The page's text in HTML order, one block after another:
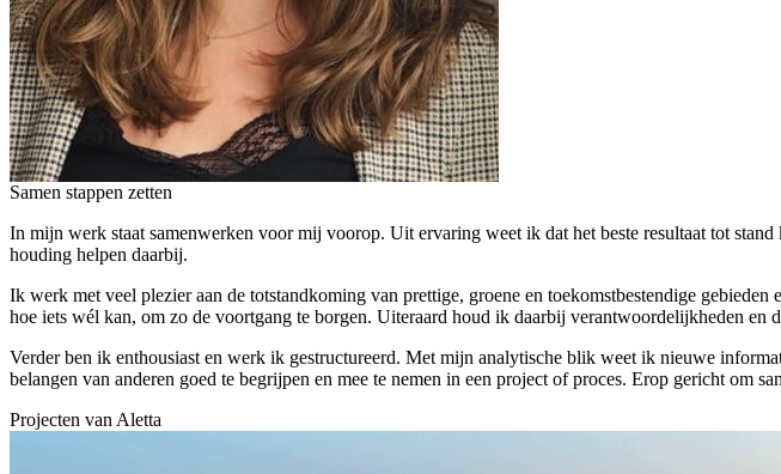
Samen stappen zetten
In mijn werk staat samenwerken voor mij voorop. Uit ervaring weet ik dat het beste resultaat tot
houding helpen daarbij.
Ik werk met veel plezier aan de totstandkoming van prettige, groene en toekomstbestendige
hoe iets wél kan, om zo de voortgang te borgen. Uiteraard houd ik daarbij verantwoordelijkheden en
Verder ben ik enthousiast en werk ik gestructureerd. Met mijn analytische blik weet ik nieuwe
belangen van anderen goed te begrijpen en mee te nemen in een project of proces. Erop gericht om
Projecten van Aletta